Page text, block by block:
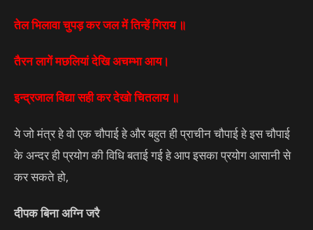
तेल भिलावा चुपड़ कर जल में तिन्हें गिराय ॥
तैरन लागें मछलियां देखि अचम्भा आय।
इन्द्रजाल विद्या सही कर देखो चितलाय ॥
ये जो मंत्र हे वो एक चौपाई हे और बहुत ही प्राचीन चौपाई हे इस चौपाई
के अन्दर ही प्रयोग की विधि बताई गई हे आप इसका प्रयोग आसानी से
कर सकते हो,
दीपक बिना अग्नि जरै